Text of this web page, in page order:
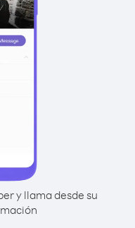
y llama desde su